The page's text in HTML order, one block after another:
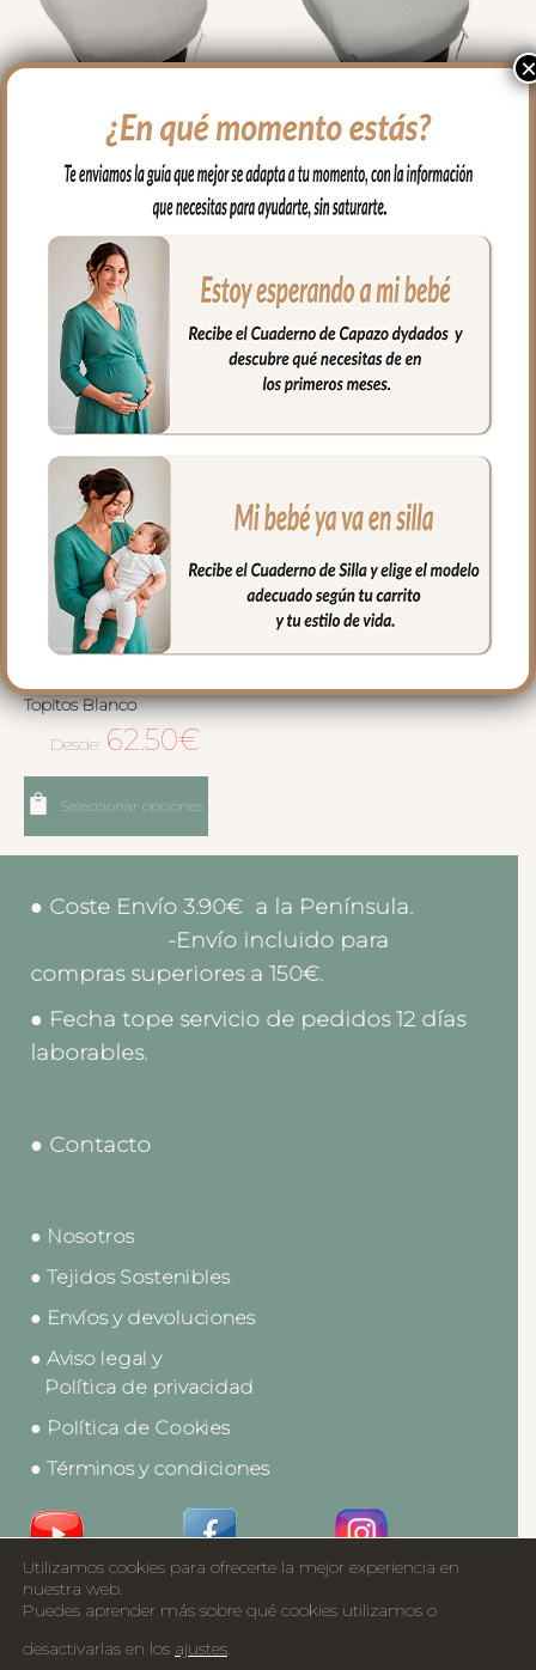
5053 Sacos de Capazo con
Colcha Leslie Piqué jaretas
Gris Puntilla y Topitos
Blanco126.00€
Seleccionar opciones
5453 Colchas Capazo
Leslie Piqué jaretas Gris
Puntilla y Topitos Blanco
Seleccionar opciones
1567 Bolsos Leslie Piqué
Topitos Blanco
Desde: 62.50€
Seleccionar opciones
● Coste Envío 3.90€ a la Península.
-Envío incluido para
compras superiores a 150€.
● Fecha tope servicio de pedidos 12 días
laborables.
● Contacto
● Nosotros
● Tejidos Sostenibles
● Envíos y devoluciones
● Aviso legal y
Política de privacidad
● Política de Cookies
● Términos y condiciones
Acceso a Profesionales
Catálogos
×
Utilizamos cookies para ofrecerte la mejor experiencia en
nuestra web.
Puedes aprender más sobre qué cookies utilizamos o
desactivarlas en los ajustes